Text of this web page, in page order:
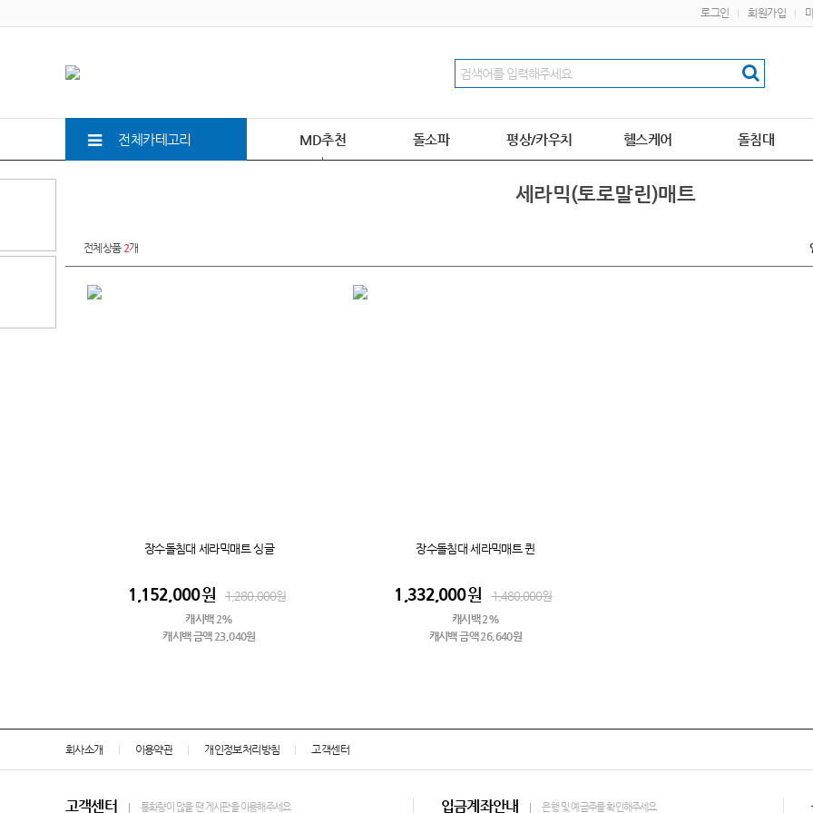
로그인 회원가입
전체카테고리 MD추천 돌소파 평상/카우치 헬스케어 돌침대
세라믹(토로말린)매트
전체상품 2개
장수돌침대 세라믹매트 싱글
1,152,000원 1,280,000원
캐시백 2%
캐시백 금액 23,040원
장수돌침대 세라믹매트 퀸
1,332,000원 1,480,000원
캐시백 2%
캐시백 금액 26,640원
회사소개 이용약관 개인정보처리방침 고객센터
고객센터 통화량이 많을 땐 게시판을 이용해주세요 입금계좌안내 은행 및 예금주를 확인해주세요